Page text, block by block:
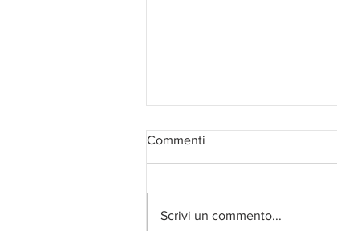
Commenti
Scrivi un commento...